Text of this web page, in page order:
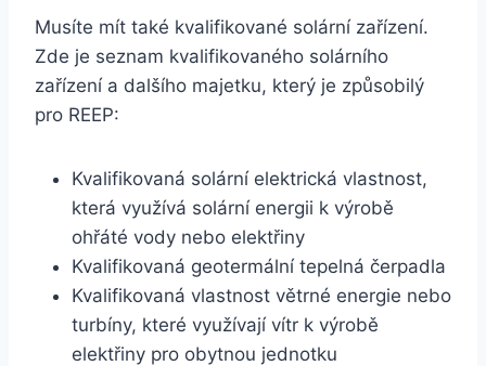
Musíte mít také kvalifikované solární zařízení.
Zde je seznam kvalifikovaného solárního
zařízení a dalšího majetku, který je způsobilý
pro REEP:
Kvalifikovaná solární elektrická vlastnost,
která využívá solární energii k výrobě
ohřáté vody nebo elektřiny
Kvalifikovaná geotermální tepelná čerpadla
Kvalifikovaná vlastnost větrné energie nebo
turbíny, které využívají vítr k výrobě
elektřiny pro obytnou jednotku